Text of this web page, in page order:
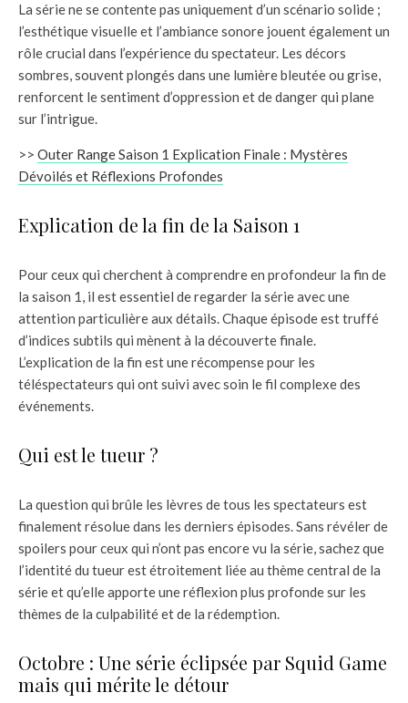
La série ne se contente pas uniquement d’un scénario solide ;
l’esthétique visuelle et l’ambiance sonore jouent également un
rôle crucial dans l’expérience du spectateur. Les décors
sombres, souvent plongés dans une lumière bleutée ou grise,
renforcent le sentiment d’oppression et de danger qui plane
sur l’intrigue.
>> Outer Range Saison 1 Explication Finale : Mystères
Dévoilés et Réflexions Profondes
Explication de la fin de la Saison 1
Pour ceux qui cherchent à comprendre en profondeur la fin de
la saison 1, il est essentiel de regarder la série avec une
attention particulière aux détails. Chaque épisode est truffé
d’indices subtils qui mènent à la découverte finale.
L’explication de la fin est une récompense pour les
téléspectateurs qui ont suivi avec soin le fil complexe des
événements.
Qui est le tueur ?
La question qui brûle les lèvres de tous les spectateurs est
finalement résolue dans les derniers épisodes. Sans révéler de
spoilers pour ceux qui n’ont pas encore vu la série, sachez que
l’identité du tueur est étroitement liée au thème central de la
série et qu’elle apporte une réflexion plus profonde sur les
thèmes de la culpabilité et de la rédemption.
Octobre : Une série éclipsée par Squid Game
mais qui mérite le détour